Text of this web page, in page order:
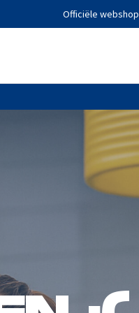
Officiële webshop